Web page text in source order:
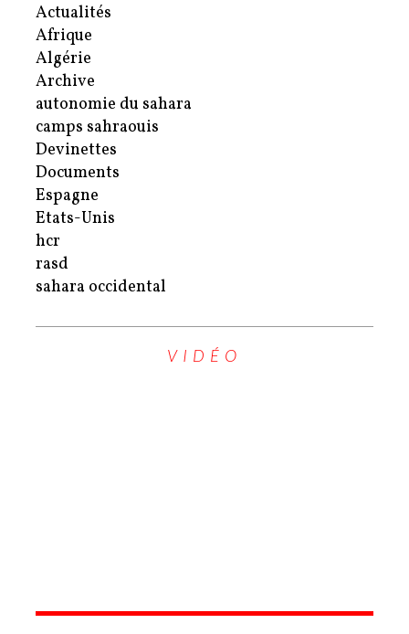
Actualités
Afrique
Algérie
Archive
autonomie du sahara
camps sahraouis
Devinettes
Documents
Espagne
Etats-Unis
hcr
rasd
sahara occidental
VIDÉO